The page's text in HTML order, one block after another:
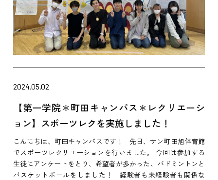
2024.05.02
【第一学院＊町田キャンパス＊レクリエーシ
ョン】スポーツレクを実施しました！
こんにちは、町田キャンパスです！ 先日、サン町田旭体育館
でスポーツレクリエーションを行いました。 今回は参加する
生徒にアンケートをとり、希望者が多かった、バドミントンと
バスケットボールをしました！ 経験者も未経験者も関係な